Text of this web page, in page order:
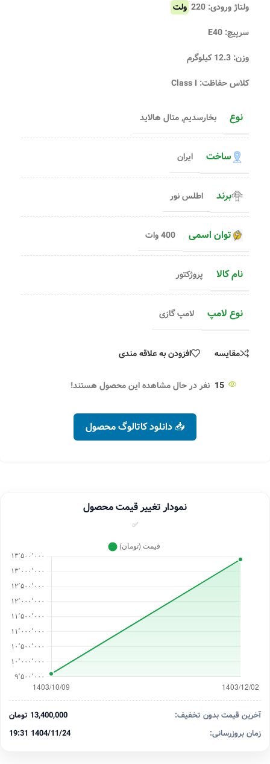
ولتاژ ورودی: 220
ولت
سرپیچ: E40
وزن: 12.3 کیلوگرم
کلاس حفاظت: Class I
نوع بخارسدیم,متال هالاید
ساخت ایران
برند اطلس نور
توان اسمی 400 وات
نام کالا پروژکتور
نوع لامپ لامپ گازی
مقایسه افزودن به علاقه مندی
15 نفر در حال مشاهده این محصول هستند!
📥 دانلود کاتالوگ محصول
نمودار تغییر قیمت محصول
✅
آخرین قیمت بدون تخفیف:
13,400,000 تومان
زمان بروزرسانی:
1404/11/24 19:31